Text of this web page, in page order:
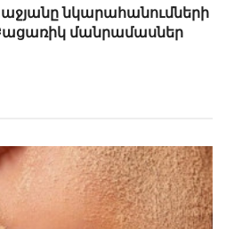
նկարահանումների
մանրամասներ